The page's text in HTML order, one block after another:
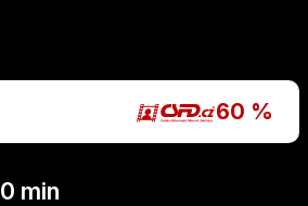
60 %
min